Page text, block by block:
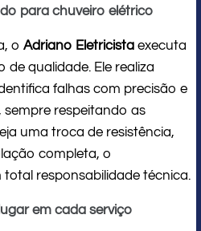
para chuveiro elétrico
o Adriano Eletricista executa
qualidade. Ele realiza
falhas com precisão e
respeitando as
uma troca de resistência,
completa, o
responsabilidade técnica.
em cada serviço